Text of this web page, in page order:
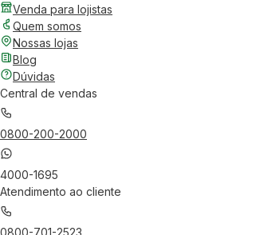
Venda para lojistas
Quem somos
Nossas lojas
Blog
Dúvidas
Central de vendas
0800-200-2000
4000-1695
Atendimento ao cliente
0800-701-2523